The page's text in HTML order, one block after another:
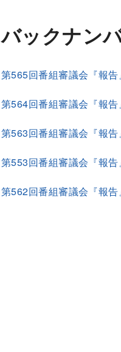
バックナン
第565回番組審議会『報告
第564回番組審議会『報告
第563回番組審議会『報告
第553回番組審議会『報告
第562回番組審議会『報告